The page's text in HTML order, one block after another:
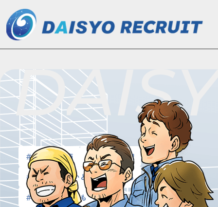
ン
ガ
で
わ
か
る！
株
DA S
＃株式会社大商 ＃床の下地処理
＃合う会社がないと悩めるアナタも
＃転職魔のアナタも